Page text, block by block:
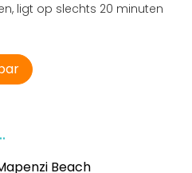
ligt op slechts 20 minuten
Beach